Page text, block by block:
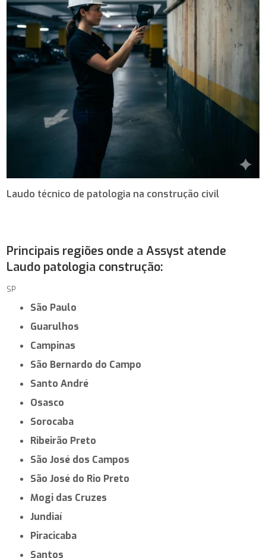
Laudo técnico de patologia na construção civil
Principais regiões onde a Assyst atende
Laudo patologia construção:
SP
São Paulo
Guarulhos
Campinas
São Bernardo do Campo
Santo André
Osasco
Sorocaba
Ribeirão Preto
São José dos Campos
São José do Rio Preto
Mogi das Cruzes
Jundiaí
Piracicaba
Santos